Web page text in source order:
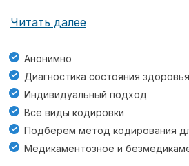
Читать далее
Анонимно
Диагностика состояния здоровья
Индивидуальный подход
Все виды кодировки
Подберем метод кодирования
Медикаментозное и